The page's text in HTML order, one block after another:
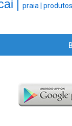
| praia | produtos